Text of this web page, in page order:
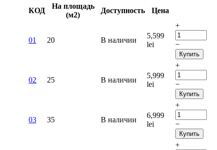
КОД
На площадь
(м2)
Доступность Цена
01 20 В наличии
5,599
lei
+
−
Купить
02 25 В наличии
5,999
lei
+
−
Купить
03 35 В наличии
6,999
lei
+
−
Купить
+